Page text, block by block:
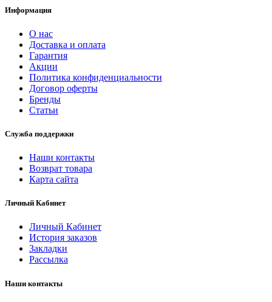
Информация
О нас
Доставка и оплата
Гарантия
Акции
Политика конфиденциальности
Договор оферты
Бренды
Статьи
Служба поддержки
Наши контакты
Возврат товара
Карта сайта
Личный Кабинет
Личный Кабинет
История заказов
Закладки
Рассылка
Наши контакты